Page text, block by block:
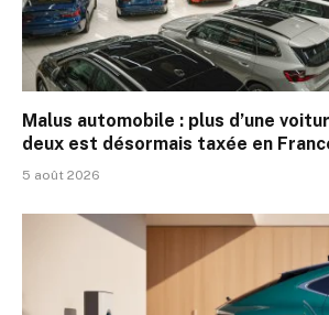
Malus automobile : plus d’une
deux est désormais taxée en
5 août 2026